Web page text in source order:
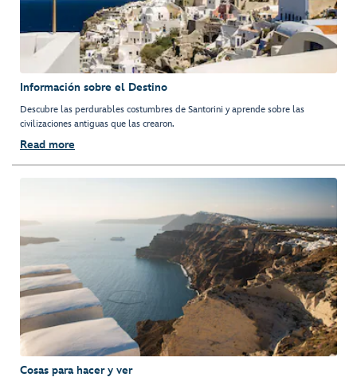
Información sobre el Destino
Descubre las perdurables costumbres de Santorini y aprende sobre las
civilizaciones antiguas que las crearon.
Read more
Cosas para hacer y ver